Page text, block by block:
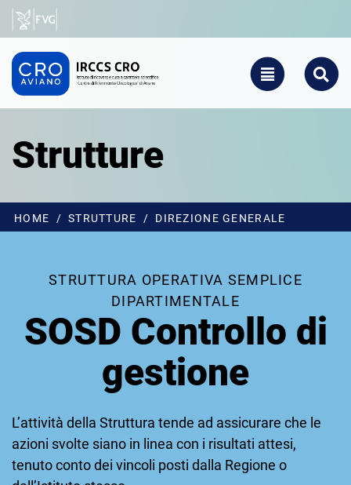
Salta al contenuto principale
CRO - Vai alla homepage
TOGGLE SEARCH
Strutture
HOME STRUTTURE DIREZIONE GENERALE
STRUTTURA OPERATIVA SEMPLICE
DIPARTIMENTALE
SOSD Controllo di
gestione
L’attività della Struttura tende ad assicurare che le
azioni svolte siano in linea con i risultati attesi,
tenuto conto dei vincoli posti dalla Regione o